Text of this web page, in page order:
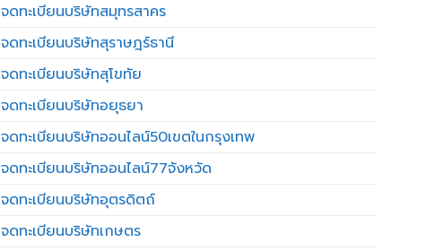
จดทะเบียนบริษัทสมุทรสาคร
จดทะเบียนบริษัทสุราษฎร์ธานี
จดทะเบียนบริษัทสุโขทัย
จดทะเบียนบริษัทอยุธยา
จดทะเบียนบริษัทออนไลน์50เขตในกรุงเทพ
จดทะเบียนบริษัทออนไลน์77จังหวัด
จดทะเบียนบริษัทอุตรดิตถ์
จดทะเบียนบริษัทเกษตร